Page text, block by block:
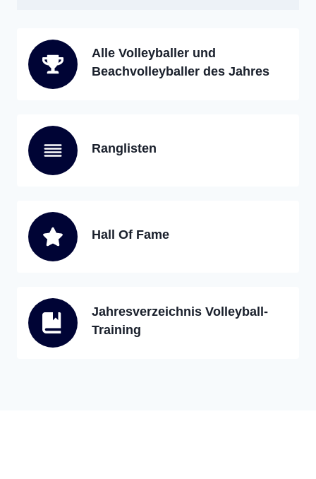
Alle Volleyballer und
Beachvolleyballer des Jahres
Ranglisten
Hall Of Fame
Jahresverzeichnis Volleyball-
Training